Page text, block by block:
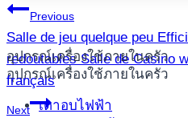
อุปกรณ์เครื่องใช้ภายในครัว
อุปกรณ์เครื่องใช้ภายในครัว
เตาอบไฟฟ้า
แนะแนว
เรื่อง
Previous
Salle de jeu quelque peu
redoutables Salle de Casino
français
Next